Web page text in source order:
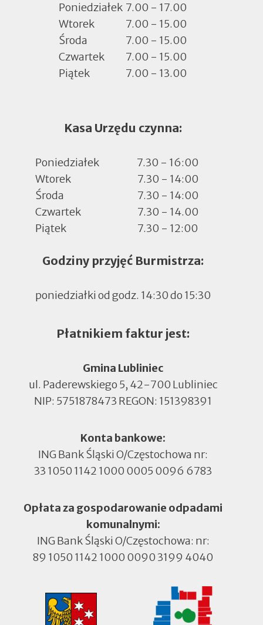
zakładce
Poniedziałek 7.00 - 17.00
Wtorek
7.00 - 15.00
Środa
7.00 - 15.00
Czwartek
7.00 - 15.00
Piątek
7.00 - 13.00
Kasa Urzędu czynna:
Poniedziałek
7.30 - 16:00
Wtorek
7.30 - 14:00
Środa
7.30 - 14:00
Czwartek
7.30 - 14.00
Piątek
7.30 - 12:00
Godziny przyjęć Burmistrza:
poniedziałki od godz. 14:30 do 15:30
Płatnikiem faktur jest:
Gmina Lubliniec
ul. Paderewskiego 5, 42-700 Lubliniec
NIP: 5751878473 REGON: 151398391
Konta bankowe:
ING Bank Śląski O/Częstochowa nr:
33 1050 1142 1000 0005 0096 6783
Opłata za gospodarowanie odpadami
komunalnymi:
ING Bank Śląski O/Częstochowa: nr:
89 1050 1142 1000 0090 3199 4040